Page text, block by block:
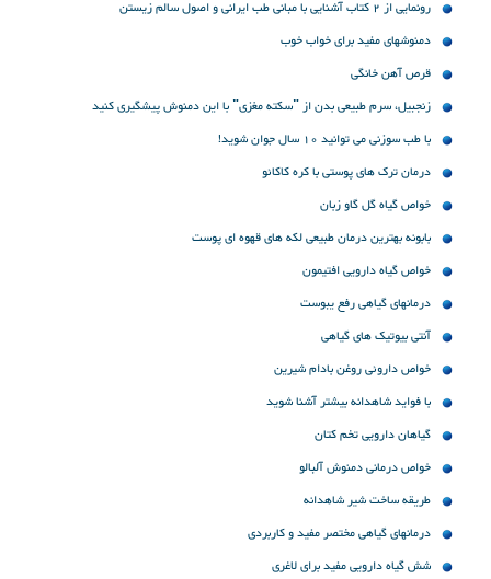
رونمایی از 2 کتاب آشنایی با مبانی طب ایرانی و اصول سالم زیستن
دمنوشهای مفید برای خواب خوب
قرص آهن خانگی
زنجبیل، سرم طبیعی بدن از "سکته مغزی" با این دمنوش پیشگیری کنید
با طب سوزنی می توانید 10 سال جوان شوید!
درمان ترک های پوستی با کره کاکائو
خواص گیاه گل گاو زبان
بابونه بهترین درمان طبیعی لکه های قهوه ای پوست
خواص گیاه دارویی افتیمون
درمانهای گیاهی رفع یبوست
آنتی بیوتیک های گیاهی
خواص داروئی روغن بادام شیرین
با فواید شاهدانه بیشتر آشنا شوید
گیاهان دارویی تخم کتان
خواص درمانی دمنوش آلبالو
طریقه ساخت شیر شاهدانه
درمانهای گیاهی مختصر مفید و کاربردی
شش گیاه دارویی مفید برای لاغری